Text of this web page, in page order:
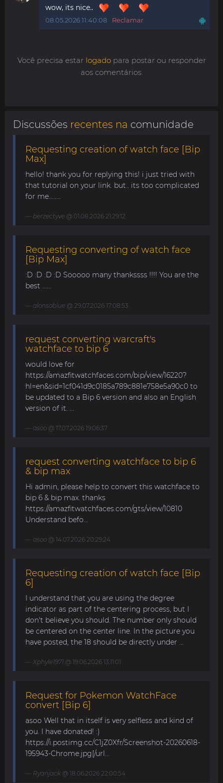
wow, its nice..
08.05.2026 11:40:08 Reclamar
Você precisa estar logadopara postar ou responder
aos comentários.
Discussões recentes na comunidade
Requesting creation of watch face [Bip
Max]
hello! thank you for replying this! i just tried with
that tutorial on your link. but.. its too complicated
for me........
berzectyve @ 01.08.2026 21:29:12
Requesting converting of watch face
[Bip Max]
:D :D :D :D Sooooo many thankssss !!!! You are the
best ......
alonsoblue @ 29.07.2026 17:08:53
request converting warcraft's
watchface to bip 6
would love for
https://amazfitwatchfaces.com/bip/view/16220?
hl=en&sid=1cf041d9c0185a789c881e758e5a90c0 to
be updated to a Bip 6 version and also an English
version of it. ...
asoo @ 17.07.2026 19:06:37
request converting watchface to bip 6
& bip max
Hi admin, please help to convert this watchface to
bip 6 & bip max. thanks
https://amazfitwatchfaces.com/gts/view/10810
Understand befo...
asoo @ 14.07.2026 20:29:24
Requesting creation of watch face [Bip
6]
I understand that you are using the degree
indicator as part of the centering process, but I
don't believe you should. The number only should
be centered on the center line. In the picture you
have posted, the 18 should be directly under ...
Xphyle1971 @ 19.06.2026 13:11:01
Request for Pokemon WatchFace
convert [Bip 6]
asoo Well that in itself is very selfless and kind of
you. I have donated! :)
https://i.postimg.cc/C1jZ0Xfr/Screenshot-20260618-
195943-Chrome.jpg[/url...
Ryanjack @ 18.06.2026 22:00:54